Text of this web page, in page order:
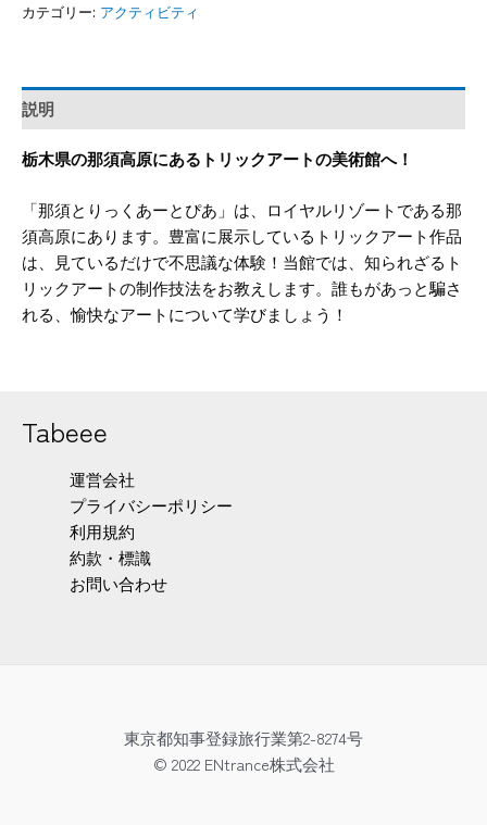
カテゴリー: アクティビティ
説明
栃木県の那須高原にあるトリックアートの美術館へ！
「那須とりっくあーとぴあ」は、ロイヤルリゾートである那
須高原にあります。豊富に展示しているトリックアート作品
は、見ているだけで不思議な体験！当館では、知られざるト
リックアートの制作技法をお教えします。誰もがあっと騙さ
れる、愉快なアートについて学びましょう！
Tabeee
運営会社
プライバシーポリシー
利用規約
約款・標識
お問い合わせ
東京都知事登録旅行業第2-8274号
© 2022 ENtrance株式会社